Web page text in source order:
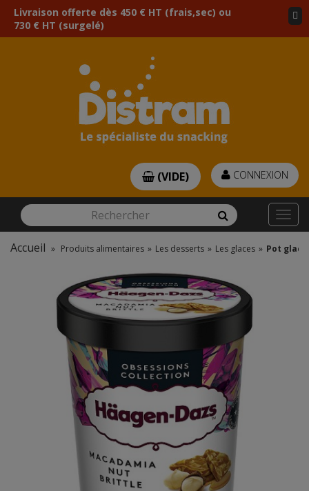
Livraison offerte dès 450 € HT (frais,sec) ou
730 € HT (surgelé)
Rechercher Rechercher
CONNEXION
(VIDE)
Accueil » Produits alimentaires » Les desserts » Les glaces » Pot